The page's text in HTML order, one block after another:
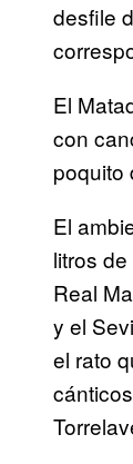
desfile
El
con
poquito
El
litros
Real
y el
el rato